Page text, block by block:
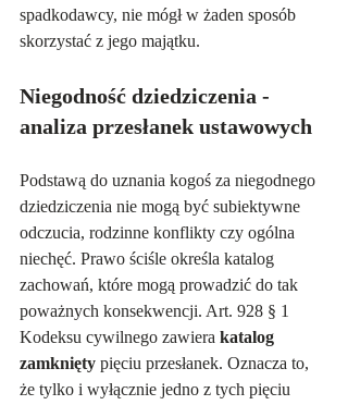
spadkodawcy, nie mógł w żaden sposób
skorzystać z jego majątku.
Niegodność dziedziczenia -
analiza przesłanek ustawowych
Podstawą do uznania kogoś za niegodnego
dziedziczenia nie mogą być subiektywne
odczucia, rodzinne konflikty czy ogólna
niechęć. Prawo ściśle określa katalog
zachowań, które mogą prowadzić do tak
poważnych konsekwencji. Art. 928 § 1
Kodeksu cywilnego zawiera katalog
zamknięty pięciu przesłanek. Oznacza to,
że tylko i wyłącznie jedno z tych pięciu